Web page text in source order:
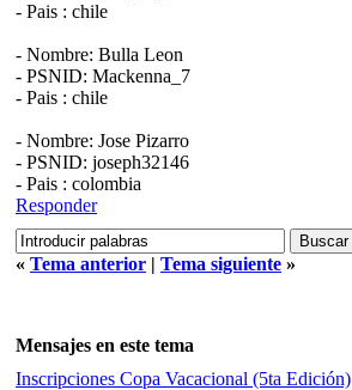
- Pais : chile
- Nombre: Bulla Leon
- PSNID: Mackenna_7
- Pais : chile
- Nombre: Jose Pizarro
- PSNID: joseph32146
- Pais : colombia
Responder
« Tema anterior | Tema siguiente »
Mensajes en este tema
Inscripciones Copa Vacacional (5ta Edición)